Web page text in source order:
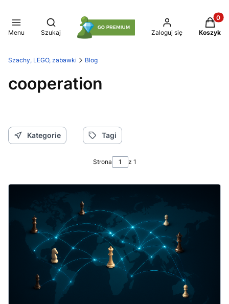
Menu
Otwórz wyszukiwarkę
Szukaj Zaloguj się Koszyk
Szachy, LEGO, zabawki Blog
cooperation
Kategorie Tagi
Strona z 1